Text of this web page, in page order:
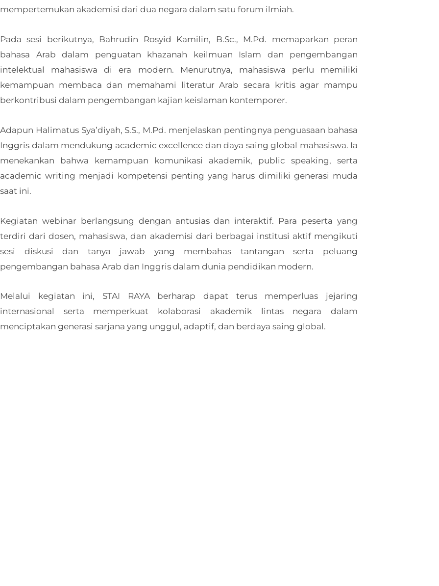
mempertemukan akademisi dari dua negara dalam satu forum ilmiah.
Pada sesi berikutnya, Bahrudin Rosyid Kamilin, B.Sc., M.Pd. memaparkan peran
bahasa Arab dalam penguatan khazanah keilmuan Islam dan pengembangan
intelektual mahasiswa di era modern. Menurutnya, mahasiswa perlu memiliki
kemampuan membaca dan memahami literatur Arab secara kritis agar mampu
berkontribusi dalam pengembangan kajian keislaman kontemporer.
Adapun Halimatus Sya’diyah, S.S., M.Pd. menjelaskan pentingnya penguasaan bahasa
Inggris dalam mendukung academic excellence dan daya saing global mahasiswa. Ia
menekankan bahwa kemampuan komunikasi akademik, public speaking, serta
academic writing menjadi kompetensi penting yang harus dimiliki generasi muda
saat ini.
Kegiatan webinar berlangsung dengan antusias dan interaktif. Para peserta yang
terdiri dari dosen, mahasiswa, dan akademisi dari berbagai institusi aktif mengikuti
sesi diskusi dan tanya jawab yang membahas tantangan serta peluang
pengembangan bahasa Arab dan Inggris dalam dunia pendidikan modern.
Melalui kegiatan ini, STAI RAYA berharap dapat terus memperluas jejaring
internasional serta memperkuat kolaborasi akademik lintas negara dalam
menciptakan generasi sarjana yang unggul, adaptif, dan berdaya saing global.